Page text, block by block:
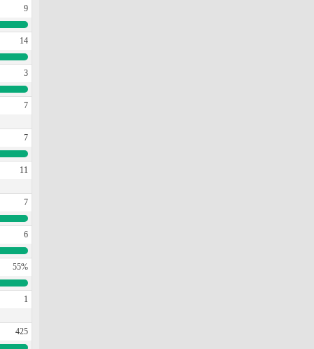
9
14
3
7
7
11
7
6
55%
1
425